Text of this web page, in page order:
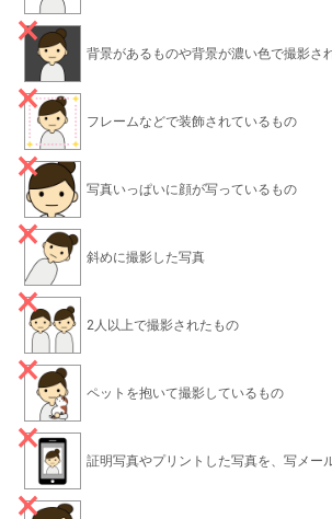
背景があるものや背景が濃い色で撮影さ
フレームなどで装飾されているもの
写真いっぱいに顔が写っているもの
斜めに撮影した写真
2人以上で撮影されたもの
ペットを抱いて撮影しているもの
証明写真やプリントした写真を、写メー